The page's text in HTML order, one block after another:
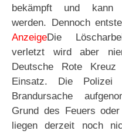
bekämpft und kann
werden. Dennoch
AnzeigeDie
verletzt wird aber
Deutsche Rote
Einsatz. Die Polizei
Brandursache
Grund des Feuers
liegen derzeit noch